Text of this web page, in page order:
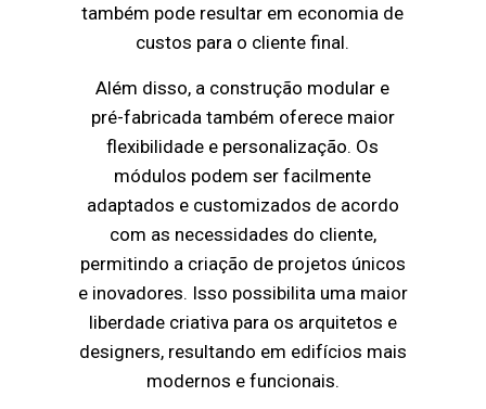
também pode resultar em economia de
custos para o cliente final.
Além disso, a construção modular e
pré-fabricada também oferece maior
flexibilidade e personalização. Os
módulos podem ser facilmente
adaptados e customizados de acordo
com as necessidades do cliente,
permitindo a criação de projetos únicos
e inovadores. Isso possibilita uma maior
liberdade criativa para os arquitetos e
designers, resultando em edifícios mais
modernos e funcionais.